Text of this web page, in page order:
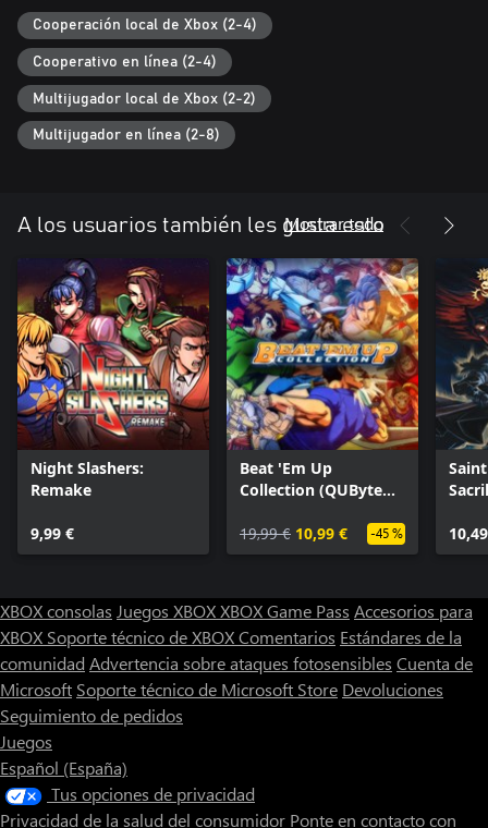
Cooperación local de Xbox (2-4)
Cooperativo en línea (2-4)
Multijugador local de Xbox (2-2)
Multijugador en línea (2-8)
A los usuarios también les gusta esto
Mostrar todo
Night Slashers:
Remake
9,99 €
Beat 'Em Up
Collection (QUByte
19,99 € 10,99 € -45 %
XBOX consolas Juegos XBOXXBOX Game Pass Accesorios para
XBOX Soporte técnico de XBOXComentarios Estándares de la
comunidad Advertencia sobre ataques fotosensibles Cuenta de
Microsoft Soporte técnico de Microsoft Store Devoluciones
Seguimiento de pedidos
Juegos
Español (España)
Tus opciones de privacidad
Privacidad de la salud del consumidor Ponte en contacto con